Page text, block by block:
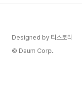
Designed by 티스토리
© Daum Corp.